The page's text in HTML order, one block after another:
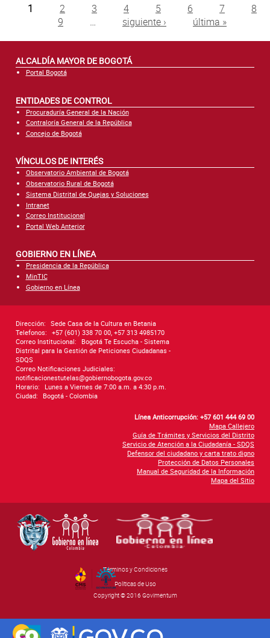
Páginas
1 2 3 4 5 6 7
8
9
… siguiente › última »
ALCALDÍA MAYOR DE BOGOTÁ
Portal Bogotá
ENTIDADES DE CONTROL
Procuraduría General de la Nación
Contraloría General de la República
Concejo de Bogotá
VÍNCULOS DE INTERÉS
Observatorio Ambiental de Bogotá
Observatorio Rural de Bogotá
Sistema Distrital de Quejas y Soluciones
Intranet
Correo Institucional
Portal Web Anterior
GOBIERNO EN LÍNEA
Presidencia de la República
MinTIC
Gobierno en Línea
Dirección: Sede Casa de la Cultura en Betania
Telefonos: +57 (601) 338 70 00, +57 313 4985170
Correo Institucional:
Bogotá Te Escucha - Sistema
Distrital para la Gestión de Peticiones Ciudadanas -
SDQS
Correo Notificaciones Judiciales:
notificacionestutelas@gobiernobogota.gov.co
Horario:
Lunes a Viernes de 7:00 a.m. a 4:30 p.m.
Ciudad:
Bogotá - Colombia
Línea Anticorrupción: +57 601 444 69 00
Mapa Callejero
Guía de Trámites y Servicios del Distrito
Servicio de Atención a la Ciudadanía - SDQS
Defensor del ciudadano y carta trato digno
Protección de Datos Personales
Manual de Seguridad de la Información
Mapa del Sitio
Términos y Condiciones
Políticas de Uso
Copyright © 2016 Govimentum
By Govimentum